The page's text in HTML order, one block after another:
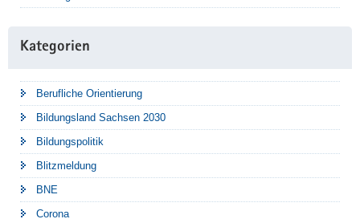
Kategorien
Berufliche Orientierung
Bildungsland Sachsen 2030
Bildungspolitik
Blitzmeldung
BNE
Corona